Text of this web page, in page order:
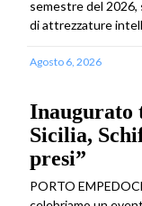
semestre del 2026,
di attrezzature
Agosto 6, 2026
Inaugurato
Sicilia,
presi”
PORTO